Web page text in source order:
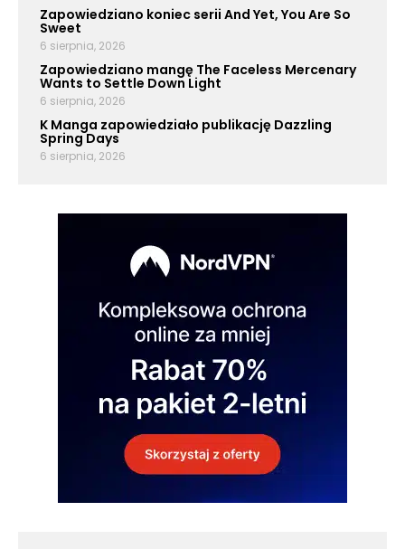
Zapowiedziano koniec serii And Yet, You Are So
Sweet
6 sierpnia, 2026
Zapowiedziano mangę The Faceless Mercenary
Wants to Settle Down Light
6 sierpnia, 2026
K Manga zapowiedziało publikację Dazzling
Spring Days
6 sierpnia, 2026